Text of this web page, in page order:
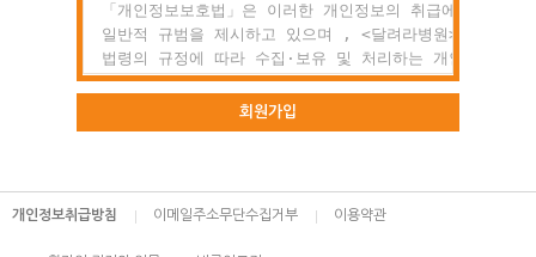
제3조 약관 외 준칙
  이 약관에 명시되지 않은 사항이 관계법령에 규정되어
  있을 경우에는 그 규정에 따릅니다.
○ 제2장 회원 가입과 서비스 이용
  양식을 작성하고 'ID'와 '비밀번호'를 발급받은 사람을
「개인정보보호법」은 이러한 개인정보의 취급에 대한
일반적 규범을 제시하고 있으며 , <달려라병원>은 이러한
법령의 규정에 따라 수집·보유 및 처리하는 개인정보를
공공업무의 적절한 수행과 정보주체의 권익을 보호하기
위해 적법하고 적정하게 취급할 것입니다.
권익의 침해 등에 대하여 행정심판법에서 정하는 바에 따
회원가입
개인정보취급방침 이메일주소무단수집거부 이용약관